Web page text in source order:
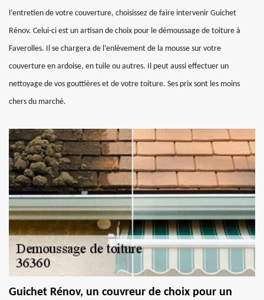
l’entretien de votre couverture, choisissez de faire intervenir Guichet
Rénov. Celui-ci est un artisan de choix pour le démoussage de toiture à
Faverolles. Il se chargera de l’enlèvement de la mousse sur votre
couverture en ardoise, en tuile ou autres. Il peut aussi effectuer un
nettoyage de vos gouttières et de votre toiture. Ses prix sont les moins
chers du marché.
Guichet Rénov, un couvreur de choix pour un